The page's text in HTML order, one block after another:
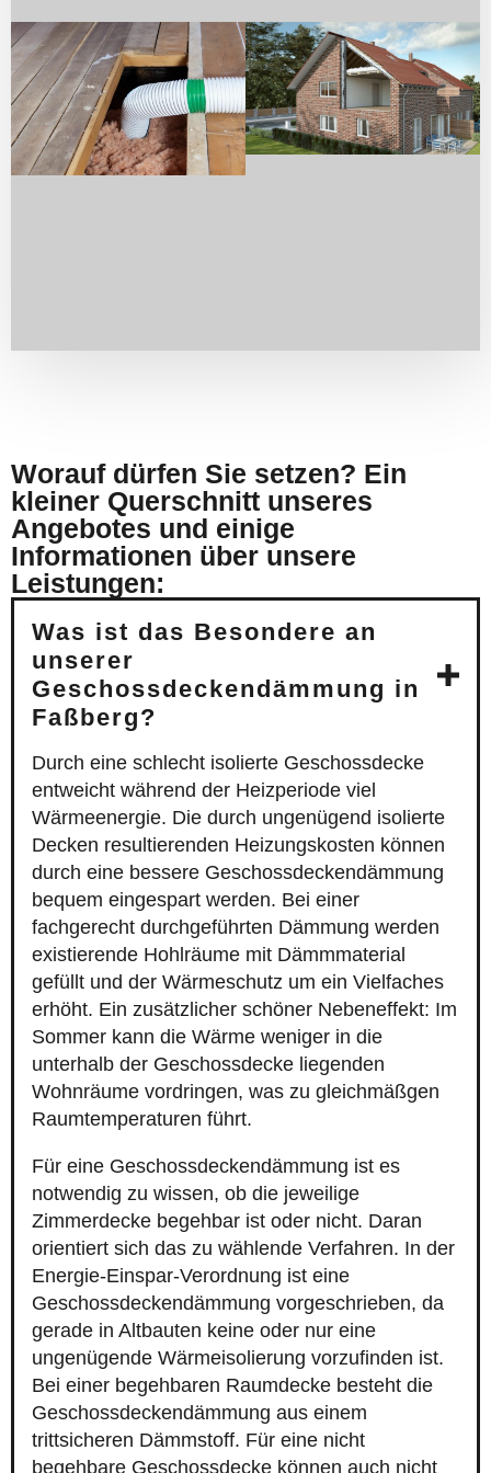
Worauf dürfen Sie setzen? Ein
kleiner Querschnitt unseres
Angebotes und einige
Informationen über unsere
Leistungen:
Was ist das Besondere an
unserer
Geschossdeckendämmung in
Faßberg?
Durch eine schlecht isolierte Geschossdecke
entweicht während der Heizperiode viel
Wärmeenergie. Die durch ungenügend isolierte
Decken resultierenden Heizungskosten können
durch eine bessere Geschossdeckendämmung
bequem eingespart werden. Bei einer
fachgerecht durchgeführten Dämmung werden
existierende Hohlräume mit Dämmmaterial
gefüllt und der Wärmeschutz um ein Vielfaches
erhöht. Ein zusätzlicher schöner Nebeneffekt: Im
Sommer kann die Wärme weniger in die
unterhalb der Geschossdecke liegenden
Wohnräume vordringen, was zu gleichmäßgen
Raumtemperaturen führt.
Für eine Geschossdeckendämmung ist es
notwendig zu wissen, ob die jeweilige
Zimmerdecke begehbar ist oder nicht. Daran
orientiert sich das zu wählende Verfahren. In der
Energie-Einspar-Verordnung ist eine
Geschossdeckendämmung vorgeschrieben, da
gerade in Altbauten keine oder nur eine
ungenügende Wärmeisolierung vorzufinden ist.
Bei einer begehbaren Raumdecke besteht die
Geschossdeckendämmung aus einem
trittsicheren Dämmstoff. Für eine nicht
begehbare Geschossdecke können auch nicht